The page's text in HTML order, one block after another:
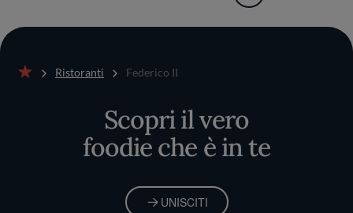
Ristoranti Federico II
Scopri il vero
foodie che è in te
UNISCITI